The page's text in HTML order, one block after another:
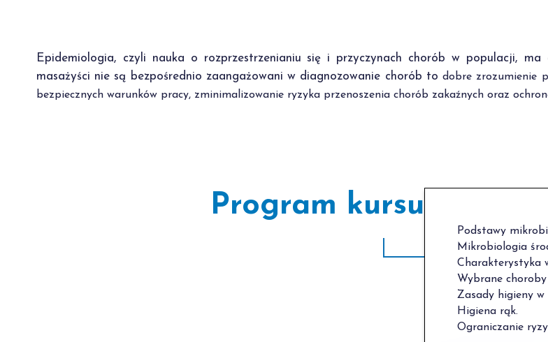
Epidemiologia, czyli nauka o rozprzestrzenianiu się i przyczynach chorób w populacji,
masażyści nie są bezpośrednio zaangażowani w diagnozowanie chorób todobre zrozumienie
bezpiecznych warunków pracy, zminimalizowanie ryzyka przenoszenia chorób zakaźnych oraz
Program kursu
Podstawy
Mikrobiologia
Charakterystyka
Wybrane choroby
Zasady higieny
Higiena rąk.
Ograniczanie